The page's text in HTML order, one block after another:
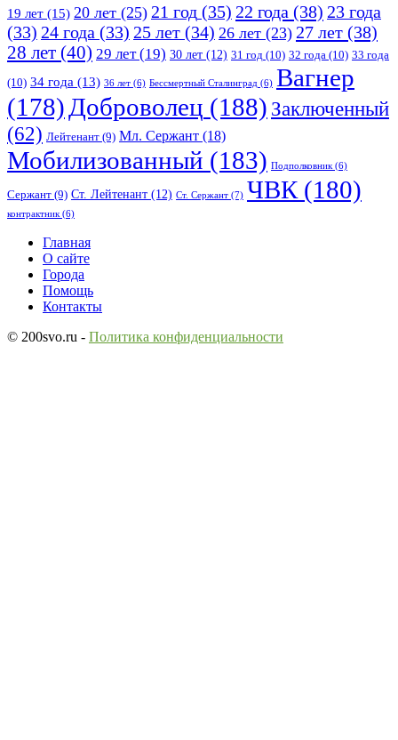
19 лет (15) 20 лет (25) 21 год (35) 22 года (38) 23 года
(33) 24 года (33) 25 лет (34) 26 лет (23) 27 лет (38)
28 лет (40) 29 лет(19) 30 лет (12) 31 год (10) 32 года (10) 33 года
(10) 34 года (13) 36 лет (6) Бессмертный Сталинград (6) Вагнер
(178) Доброволец (188) Заключенный
(62) Лейтенант (9) Мл. Сержант (18)
Мобилизованный (183) Подполковник (6)
Сержант (9) Ст. Лейтенант (12) Ст. Сержант (7) ЧВК (180)
контрактник (6)
Исследовать
Главная
О сайте
Города
Помощь
Контакты
© 200svo.ru - Политика конфиденциальности